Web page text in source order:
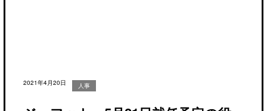
2021年4月20日 人事